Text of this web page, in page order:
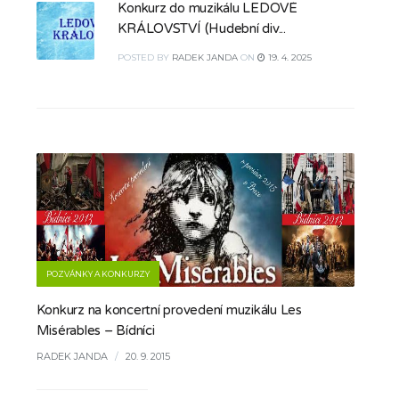
Konkurz do muzikálu LEDOVÉ
KRÁLOVSTVÍ (Hudební div...
POSTED BY RADEK JANDA ON 19. 4. 2025
POZVÁNKY A KONKURZY
Konkurz na koncertní provedení muzikálu Les
Misérables – Bídníci
RADEK JANDA / 20. 9. 2015